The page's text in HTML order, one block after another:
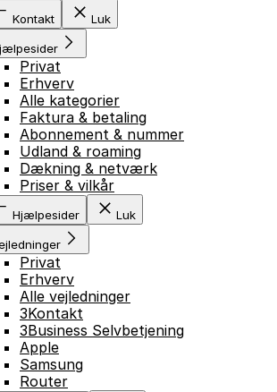
Kontakt Luk
Privat
Erhverv
Alle kategorier
Faktura & betaling
Abonnement & nummer
Udland & roaming
Dækning & netværk
Priser & vilkår
Hjælpesider Luk
Privat
Erhverv
Alle vejledninger
3Kontakt
3Business Selvbetjening
Apple
Samsung
Router